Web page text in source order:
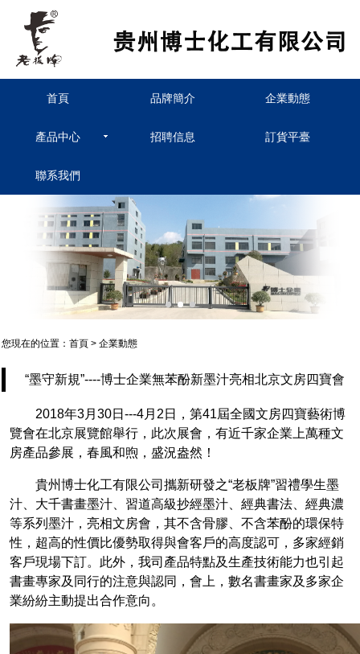
首頁 品牌簡介 企業動態
產品中心 招聘信息 訂貨平臺
聯系我們
您現在的位置： 首頁 > 企業動態
“墨守新規”----博士企業無苯酚新墨汁亮相北京文房四寶會
2018年3月30日---4月2日，第41屆全國文房四寶藝術博
覽會在北京展覽館舉行，此次展會，有近千家企業上萬種文
房產品參展，春風和煦，盛況盎然！
貴州博士化工有限公司攜新研發之“老板牌”習禮學生墨
汁、大千書畫墨汁、習道高級抄經墨汁、經典書法、經典濃
等系列墨汁，亮相文房會，其不含骨膠、不含苯酚的環保特
性，超高的性價比優勢取得與會客戶的高度認可，多家經銷
客戶現場下訂。此外，我司產品特點及生產技術能力也引起
書畫專家及同行的注意與認同，會上，數名書畫家及多家企
業紛紛主動提出合作意向。